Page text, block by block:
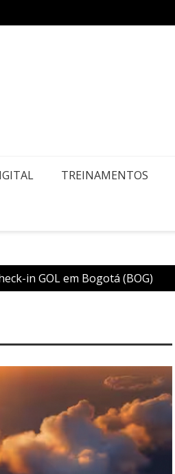
TREINAMENTOS
in GOL em Bogotá (BOG)